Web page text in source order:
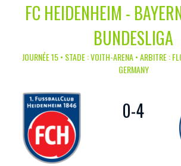
FC HEIDENHEIM -
BUNDESLIGA
JOURNÉE 15 • STADE : VOITH-ARENA • ARBITRE :
GERMANY
0-4